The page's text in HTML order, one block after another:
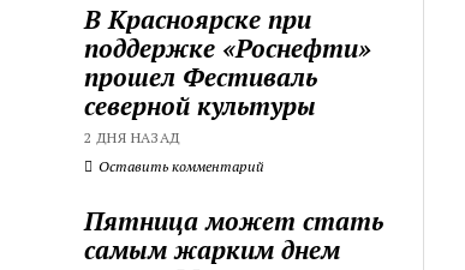
В Красноярске при
поддержке «Роснефти»
прошел Фестиваль
северной культуры
2 ДНЯ НАЗАД
Оставить комментарий
Пятница может стать
самым жарким днем